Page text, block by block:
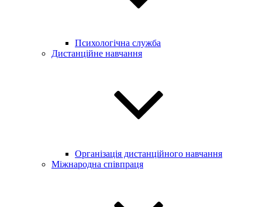
Психологічна служба
Дистанційне навчання
Організація дистанційного навчання
Міжнародна співпраця